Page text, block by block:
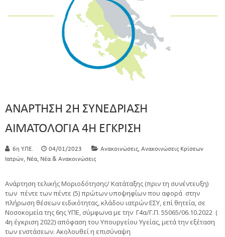
ΑΝΑΡΤΗΣΗ 2Η ΣΥΝΕΔΡΙΑΣΗ
ΑΙΜΑΤΟΛΟΓΙΑ 4Η ΕΓΚΡΙΣΗ
6η Υ.ΠΕ. 04/01/2023 Ανακοινώσεις, Ανακοινώσεις Κρίσεων
Ιατρών, Νέα, Νέα & Ανακοινώσεις
Ανάρτηση τελικής Μοριοδότησης/ Κατάταξης (πριν τη συνέντευξη)
των πέντε των πέντε (5) πρώτων υποψηφίων που αφορά στην
πλήρωση θέσεων ειδικότητας, κλάδου ιατρών ΕΣΥ, επί θητεία, σε
Νοσοκομεία της 6ης ΥΠΕ, σύμφωνα με την Γ4α/Γ.Π. 55065/06.10.2022 (
4η έγκριση 2022) απόφαση του Υπουργείου Υγείας, μετά την εξέταση
των ενστάσεων. Ακολουθεί η επισύναψη